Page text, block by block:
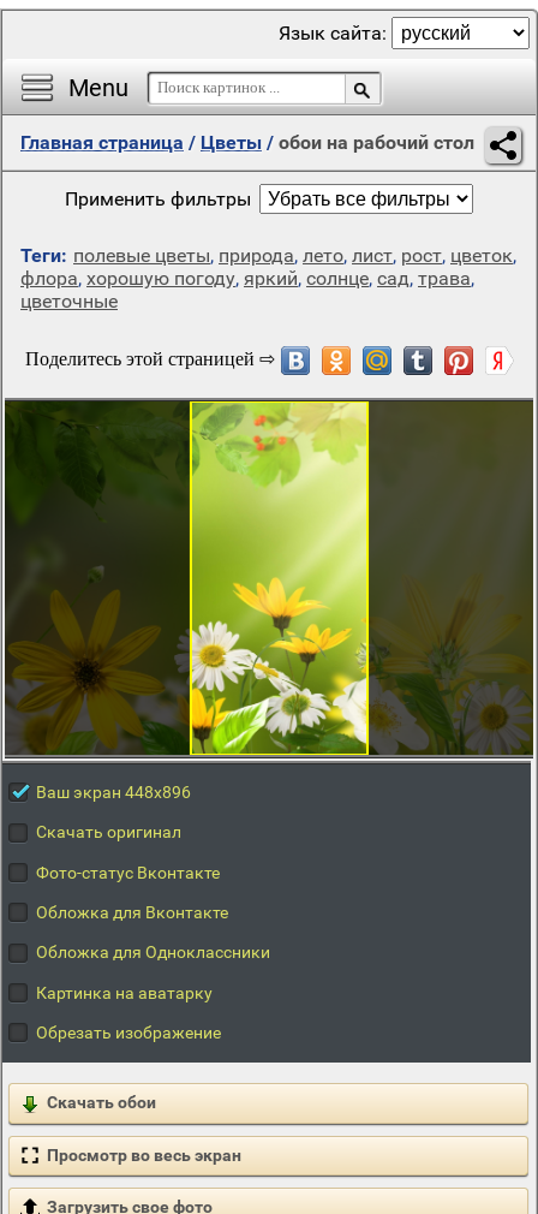
Menu
Язык сайта:
Главная страница / Цветы / обои на рабочий стол
Применить фильтры
Теги: полевые цветы, природа, лето, лист, рост, цветок,
флора, хорошую погоду, яркий, солнце, сад, трава,
цветочные
Ваш экран 448x896
Скачать оригинал
Фото-статус Вконтакте
Обложка для Вконтакте
Обложка для Одноклассники
Картинка на аватарку
Обрезать изображение
Скачать обои
Просмотр во весь экран
Загрузить свое фото